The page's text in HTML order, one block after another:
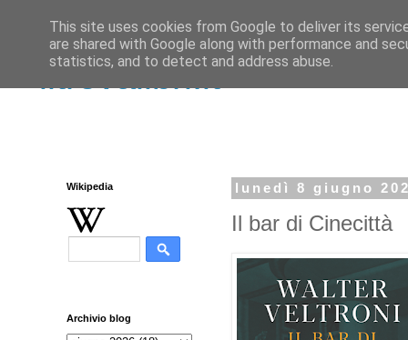
iltrovalibri.it
lunedì 8 giugno
Il bar di Cinecittà
Wikipedia
Archivio blog
This site uses cookies from Google to deliver its
are shared with Google along with performance and
statistics, and to detect and address abuse.